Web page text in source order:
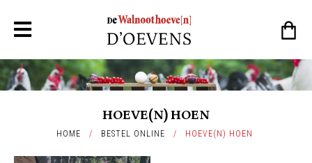
HOEVE(N) HOEN
HOME / BESTEL ONLINE / HOEVE(N) HOEN